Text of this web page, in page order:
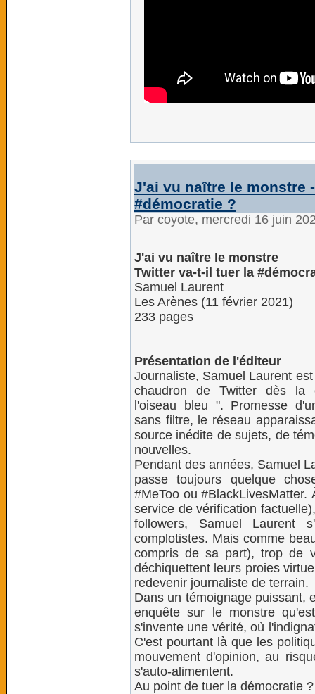
J'ai vu naître le monstre
#démocratie ?
Par coyote, mercredi 16 juin
J'ai vu naître le monstre
Twitter va-t-il tuer la
Samuel Laurent
Les Arènes (11 février 2021)
233 pages
Présentation de l'éditeur
Journaliste, Samuel Laurent
chaudron de Twitter dès la
l'oiseau bleu ". Promesse
sans filtre, le réseau
source inédite de sujets, de
nouvelles.
Pendant des années, Samuel
passe toujours quelque
#MeToo ou
service de vérification
followers, Samuel Laurent
complotistes. Mais comme
compris de sa part), trop de
déchiquettent leurs proies
redevenir journaliste de terrain.
Dans un témoignage puissant,
enquête sur le monstre
s'invente une vérité, où
C'est pourtant là que les
mouvement d'opinion, au
s'auto-alimentent.
Au point de tuer la démocratie ?